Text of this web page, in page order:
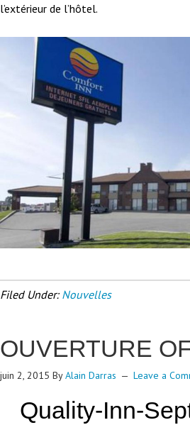
l’extérieur de l’hôtel.
Filed Under: Nouvelles
OUVERTURE
juin 2, 2015 ByAlain Darras Leave a
Quality-Inn-